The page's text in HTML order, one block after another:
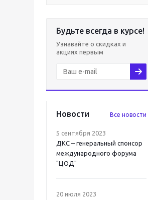
Будьте всегда в курсе!
Узнавайте о скидках и
акциях первым
Новости Все новости
5 сентября 2023
ДКС – генеральный спонсор
международного форума
"ЦОД"
20 июля 2023